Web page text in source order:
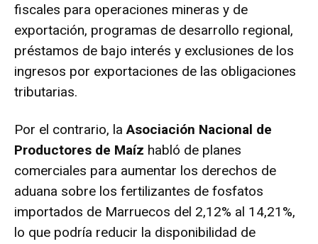
fiscales para operaciones mineras y de
exportación, programas de desarrollo regional,
préstamos de bajo interés y exclusiones de los
ingresos por exportaciones de las obligaciones
tributarias.
Por el contrario, laAsociación Nacional de
Productores de Maíz habló de planes
comerciales para aumentar los derechos de
aduana sobre los fertilizantes de fosfatos
importados de Marruecos del 2,12% al 14,21%,
lo que podría reducir la disponibilidad de